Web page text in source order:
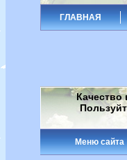
ГЛАВНАЯ
Качество
Меню сайта